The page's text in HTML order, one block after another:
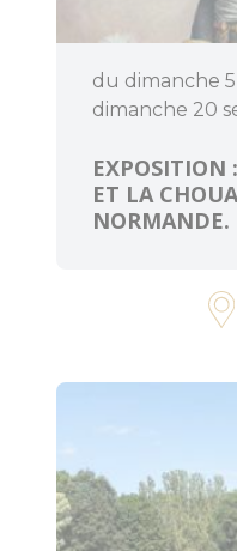
du dimanche
dimanche 20
EXPOSITION
ET LA
NORMANDE.